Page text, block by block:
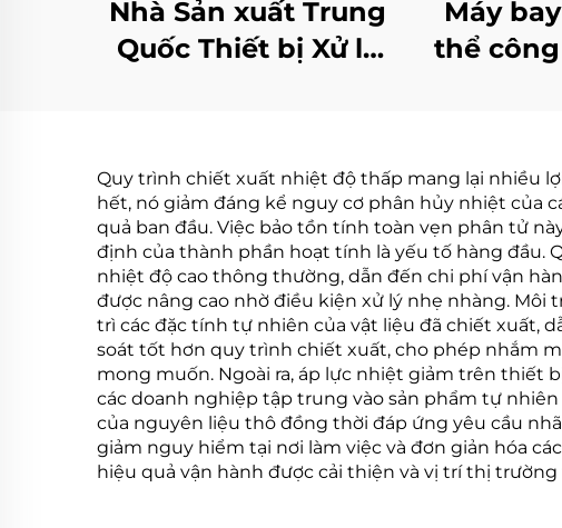
Nhà Sản xuất Trung
Quốc Thiết bị Xử lý
Nhiệt độ Thấp
Máy
thể
Quy trình chiết xuất nhiệt độ thấp mang lại nhiều
hết, nó giảm đáng kể nguy cơ phân hủy nhiệt của
quả ban đầu. Việc bảo tồn tính toàn vẹn phân tử
định của thành phần hoạt tính là yếu tố hàng đầu.
nhiệt độ cao thông thường, dẫn đến chi phí vận
được nâng cao nhờ điều kiện xử lý nhẹ nhàng.
trì các đặc tính tự nhiên của vật liệu đã chiết xuất,
soát tốt hơn quy trình chiết xuất, cho phép nhắm
mong muốn. Ngoài ra, áp lực nhiệt giảm trên thiết
các doanh nghiệp tập trung vào sản phẩm tự
của nguyên liệu thô đồng thời đáp ứng yêu cầu
giảm nguy hiểm tại nơi làm việc và đơn giản hóa
hiệu quả vận hành được cải thiện và vị trí thị